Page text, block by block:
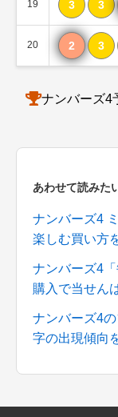
19 3 3
20 2 3
ナンバーズ4
あわせて読みた
ナンバーズ4
楽しむ買い方
ナンバーズ4
購入で当せん
ナンバーズ4
字の出現傾向